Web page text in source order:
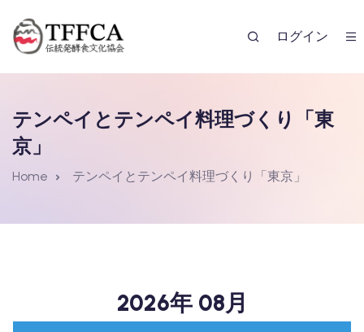
ログイン
テンペイとテンペイ料理づくり「東
京」
Home テンペイとテンペイ料理づくり「東京」
2026年 08月